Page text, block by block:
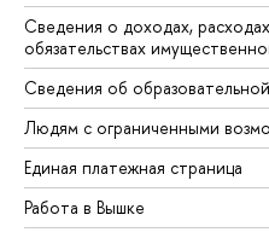
Сведения о доходах,
обязательствах
Сведения об
Людям с ограниченными
Единая платежная страница
Работа в Вышке